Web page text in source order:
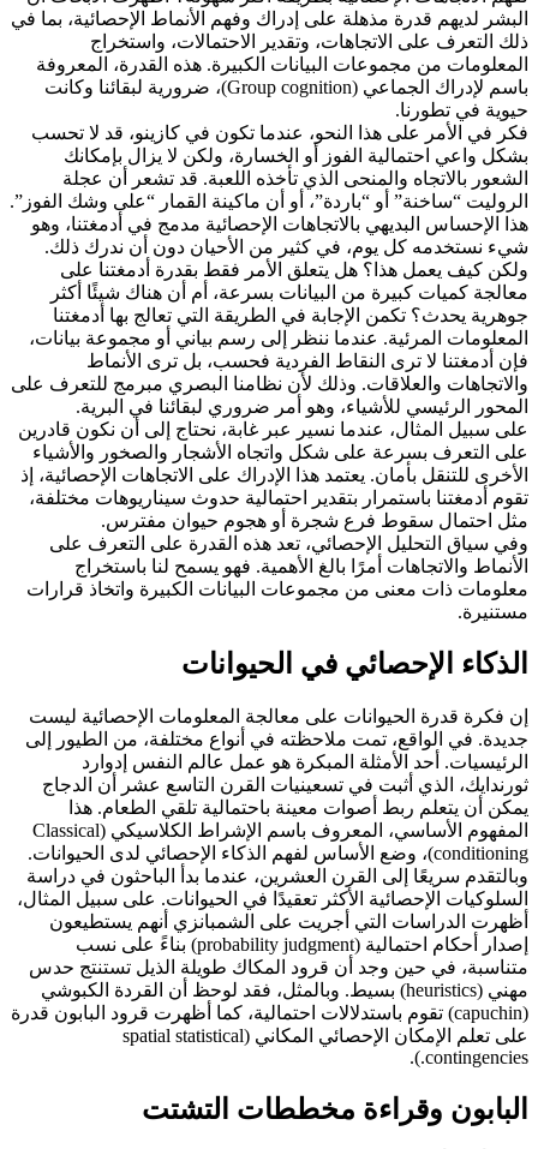
البشر لديهم قدرة مذهلة على إدراك وفهم الأنماط الإحصائية، بما في
ذلك التعرف على الاتجاهات، وتقدير الاحتمالات، واستخراج
المعلومات من مجموعات البيانات الكبيرة. هذه القدرة، المعروفة
باسم لإدراك الجماعي (Group cognition)، ضرورية لبقائنا وكانت
حيوية في تطورنا.
فكر في الأمر على هذا النحو، عندما تكون في كازينو، قد لا تحسب
بشكل واعي احتمالية الفوز أو الخسارة، ولكن لا يزال بإمكانك
الشعور بالاتجاه والمنحى الذي تأخذه اللعبة. قد تشعر أن عجلة
الروليت “ساخنة” أو “باردة”، أو أن ماكينة القمار “على وشك الفوز”.
هذا الإحساس البديهي بالاتجاهات الإحصائية مدمج في أدمغتنا، وهو
شيء نستخدمه كل يوم، في كثير من الأحيان دون أن ندرك ذلك.
ولكن كيف يعمل هذا؟ هل يتعلق الأمر فقط بقدرة أدمغتنا على
معالجة كميات كبيرة من البيانات بسرعة، أم أن هناك شيئًا أكثر
جوهرية يحدث؟ تكمن الإجابة في الطريقة التي تعالج بها أدمغتنا
المعلومات المرئية. عندما ننظر إلى رسم بياني أو مجموعة بيانات،
فإن أدمغتنا لا ترى النقاط الفردية فحسب، بل ترى الأنماط
والاتجاهات والعلاقات. وذلك لأن نظامنا البصري مبرمج للتعرف على
المحور الرئيسي للأشياء، وهو أمر ضروري لبقائنا في البرية.
على سبيل المثال، عندما نسير عبر غابة، نحتاج إلى أن نكون قادرين
على التعرف بسرعة على شكل واتجاه الأشجار والصخور والأشياء
الأخرى للتنقل بأمان. يعتمد هذا الإدراك على الاتجاهات الإحصائية، إذ
تقوم أدمغتنا باستمرار بتقدير احتمالية حدوث سيناريوهات مختلفة،
مثل احتمال سقوط فرع شجرة أو هجوم حيوان مفترس.
وفي سياق التحليل الإحصائي، تعد هذه القدرة على التعرف على
الأنماط والاتجاهات أمرًا بالغ الأهمية. فهو يسمح لنا باستخراج
معلومات ذات معنى من مجموعات البيانات الكبيرة واتخاذ قرارات
مستنيرة.
الذكاء الإحصائي في الحيوانات
إن فكرة قدرة الحيوانات على معالجة المعلومات الإحصائية ليست
جديدة. في الواقع، تمت ملاحظته في أنواع مختلفة، من الطيور إلى
الرئيسيات. أحد الأمثلة المبكرة هو عمل عالم النفس إدوارد
ثورندايك، الذي أثبت في تسعينيات القرن التاسع عشر أن الدجاج
يمكن أن يتعلم ربط أصوات معينة باحتمالية تلقي الطعام. هذا
المفهوم الأساسي، المعروف باسم الإشراط الكلاسيكي (Classical
conditioning)، وضع الأساس لفهم الذكاء الإحصائي لدى الحيوانات.
وبالتقدم سريعًا إلى القرن العشرين، عندما بدأ الباحثون في دراسة
السلوكيات الإحصائية الأكثر تعقيدًا في الحيوانات. على سبيل المثال،
أظهرت الدراسات التي أجريت على الشمبانزي أنهم يستطيعون
إصدار أحكام احتمالية (probability judgment) بناءً على نسب
متناسبة، في حين وجد أن قرود المكاك طويلة الذيل تستنتج حدس
مهني (heuristics) بسيط. وبالمثل، فقد لوحظ أن القردة الكبوشي
(capuchin) تقوم باستدلالات احتمالية، كما أظهرت قرود البابون قدرة
على تعلم الإمكان الإحصائي المكاني (spatial statistical
contingencies.).
البابون وقراءة مخططات التشتت